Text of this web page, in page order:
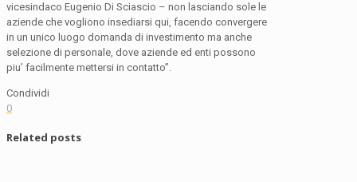
vicesindaco Eugenio Di Sciascio – non lasciando sole le
aziende che vogliono insediarsi qui, facendo convergere
in un unico luogo domanda di investimento ma anche
selezione di personale, dove aziende ed enti possono
piu’ facilmente mettersi in contatto”.
Condividi
0
Related posts